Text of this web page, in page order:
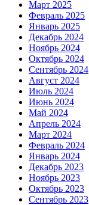
Март 2025
Февраль 2025
Январь 2025
Декабрь 2024
Ноябрь 2024
Октябрь 2024
Сентябрь 2024
Август 2024
Июль 2024
Июнь 2024
Май 2024
Апрель 2024
Март 2024
Февраль 2024
Январь 2024
Декабрь 2023
Ноябрь 2023
Октябрь 2023
Сентябрь 2023